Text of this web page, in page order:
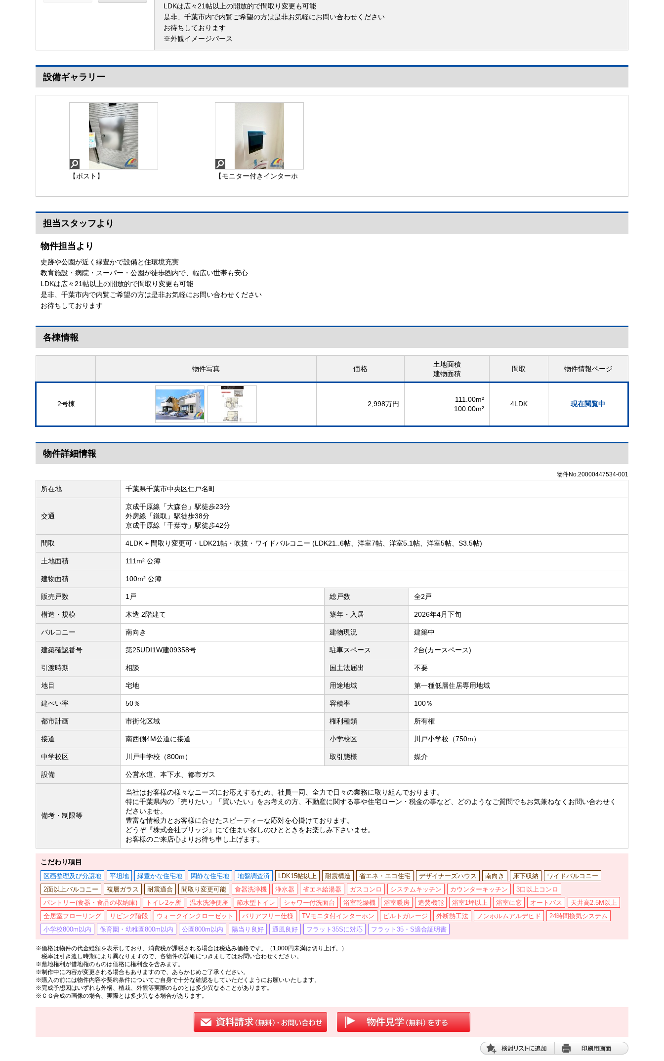
LDKは広々21帖以上の開放的で間取り変更も可能
是非、千葉市内で内覧ご希望の方は是非お気軽にお問い合わせください
お待ちしております
※外観イメージパース
設備ギャラリー
【ポスト】
【モニター付きインターホ
担当スタッフより
物件担当より
史跡や公園が近く緑豊かで設備と住環境充実
教育施設・病院・スーパー・公園が徒歩圏内で、幅広い世帯も安心
LDKは広々21帖以上の開放的で間取り変更も可能
是非、千葉市内で内覧ご希望の方は是非お気軽にお問い合わせください
お待ちしております
各棟情報
物件写真 価格
土地面積
建物面積
間取 物件情報ページ
2号棟 2,998万円
111.00m²
100.00m²
4LDK 現在閲覧中
物件詳細情報
物件No.20000447534-001
所在地 千葉県千葉市中央区仁戸名町
交通
京成千原線「大森台」駅徒歩23分
外房線「鎌取」駅徒歩38分
京成千原線「千葉寺」駅徒歩42分
間取 4LDK + 間取り変更可・LDK21帖・吹抜・ワイドバルコニー (LDK21..6帖、洋室7帖、洋室5.1帖、洋室5帖、S3.5帖)
土地面積 111m² 公簿
建物面積 100m² 公簿
販売戸数 1戸 総戸数 全2戸
構造・規模 木造 2階建て 築年・入居 2026年4月下旬
バルコニー 南向き 建物現況 建築中
建築確認番号 第25UDI1W建09358号 駐車スペース 2台(カースペース)
引渡時期 相談 国土法届出 不要
地目 宅地 用途地域 第一種低層住居専用地域
建ぺい率 50％ 容積率 100％
都市計画 市街化区域 権利種類 所有権
接道 南西側4M公道に接道 小学校区 川戸小学校（750m）
中学校区 川戸中学校（800m） 取引態様 媒介
設備 公営水道、本下水、都市ガス
備考・制限等
当社はお客様の様々なニーズにお応えするため、社員一同、全力で日々の業務に取り組んでおります。
特に千葉県内の「売りたい」「買いたい」をお考えの方、不動産に関する事や住宅ローン・税金の事など、どのようなご質問でもお気兼ねなくお問い合わせく
ださいませ。
豊富な情報力とお客様に合せたスピーディーな応対を心掛けております。
どうぞ『株式会社ブリッジ』にて住まい探しのひとときをお楽しみ下さいませ。
お客様のご来店心よりお待ち申し上げます。
こだわり項目
区画整理及び分譲地 平坦地 緑豊かな住宅地 閑静な住宅地 地盤調査済 LDK15帖以上 耐震構造 省エネ・エコ住宅 デザイナーズハウス 南向き 床下収納
ワイドバルコニー
2面以上バルコニー
複層ガラス 耐震適合 間取り変更可能 食器洗浄機 浄水器 省エネ給湯器 ガスコンロ システムキッチン カウンターキッチン
3口以上コンロ
パントリー(食器・食品の収納庫)
トイレ2ヶ所 温水洗浄便座 節水型トイレ シャワー付洗面台 浴室乾燥機 浴室暖房 追焚機能 浴室1坪以上 浴室に窓 オートバス
天井高2.5M以上
全居室フローリング
リビング階段 ウォークインクローゼット バリアフリー仕様 TVモニタ付インターホン ビルトガレージ 外断熱工法 ノンホルムアルデヒド
24時間換気システム
小学校800m以内
保育園・幼稚園800m以内 公園800m以内 陽当り良好 通風良好 フラット35Sに対応 フラット35・S適合証明書
※価格は物件の代金総額を表示しており、消費税が課税される場合は税込み価格です。（1,000円未満は切り上げ。）
税率は引き渡し時期により異なりますので、各物件の詳細につきましてはお問い合わせください。
※敷地権利が借地権のものは価格に権利金を含みます。
※制作中に内容が変更される場合もありますので、あらかじめご了承ください。
※購入の前には物件内容や契約条件についてご自身で十分な確認をしていただくようにお願いいたします。
※完成予想図はいずれも外構、植栽、外観等実際のものとは多少異なることがあります。
※ＣＧ合成の画像の場合、実際とは多少異なる場合があります。